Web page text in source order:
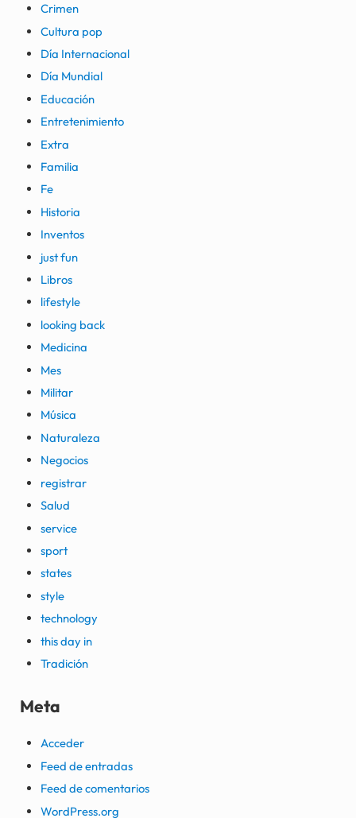
Crimen
Cultura pop
Día Internacional
Día Mundial
Educación
Entretenimiento
Extra
Familia
Fe
Historia
Inventos
just fun
Libros
lifestyle
looking back
Medicina
Mes
Militar
Música
Naturaleza
Negocios
registrar
Salud
service
sport
states
style
technology
this day in
Tradición
Meta
Acceder
Feed de entradas
Feed de comentarios
WordPress.org